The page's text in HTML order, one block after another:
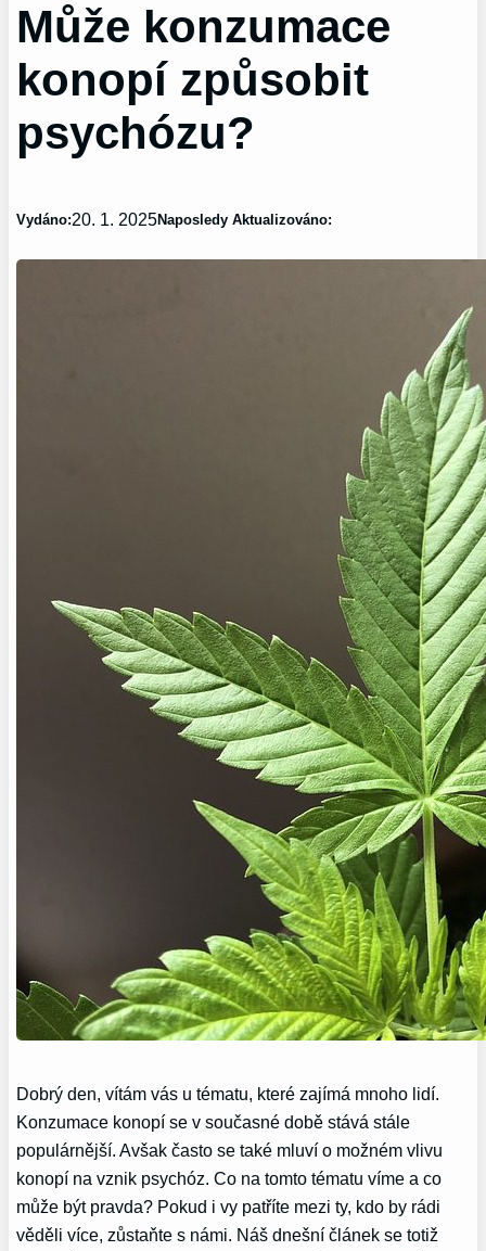
Může konzumace
konopí způsobit
psychózu?
Vydáno:20. 1. 2025Naposledy Aktualizováno:
Dobrý den, vítám vás u tématu, které zajímá mnoho lidí.
Konzumace konopí se v současné době stává stále
populárnější. Avšak často se také mluví o možném vlivu
konopí na vznik psychóz. Co na tomto tématu víme a co
může být pravda? Pokud i vy patříte mezi ty, kdo by rádi
věděli více, zůstaňte s námi. Náš dnešní článek se totiž